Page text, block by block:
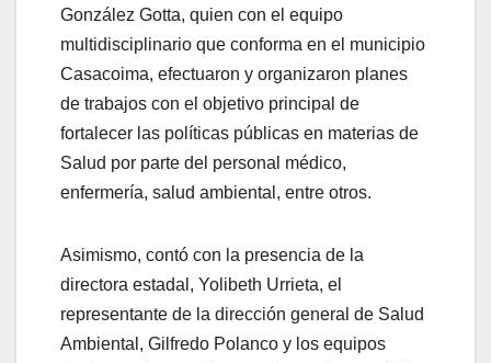
González Gotta, quien con el equipo
multidisciplinario que conforma en el municipio
Casacoima, efectuaron y organizaron planes
de trabajos con el objetivo principal de
fortalecer las políticas públicas en materias de
Salud por parte del personal médico,
enfermería, salud ambiental, entre otros.
Asimismo, contó con la presencia de la
directora estadal, Yolibeth Urrieta, el
representante de la dirección general de Salud
Ambiental, Gilfredo Polanco y los equipos